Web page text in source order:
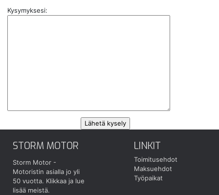
Kysymyksesi:
STORM MOTOR
Storm Motor -
Motoristin asialla jo yli
50 vuotta. Klikkaa ja lue
lisää meistä.
LINKIT
Toimitusehdot
Maksuehdot
Työpaikat